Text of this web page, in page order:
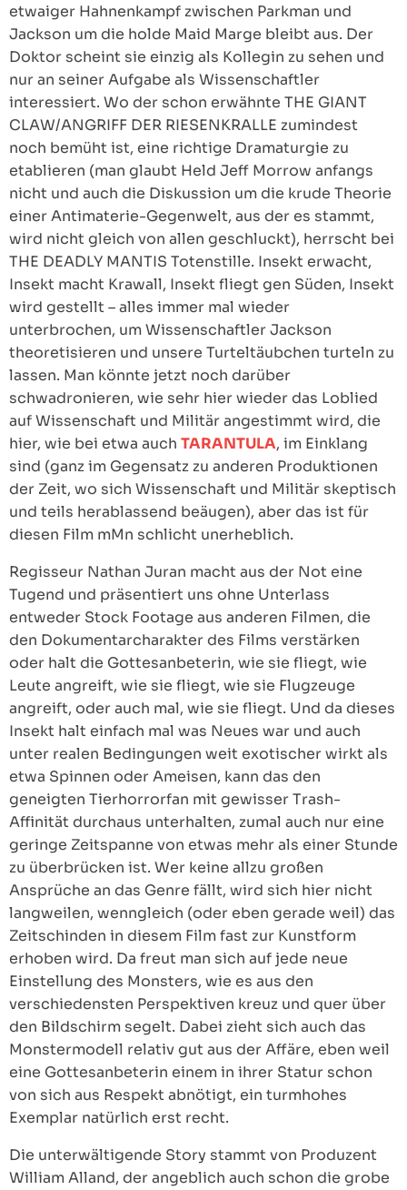
etwaiger Hahnenkampf zwischen Parkman und
Jackson um die holde Maid Marge bleibt aus. Der
Doktor scheint sie einzig als Kollegin zu sehen und
nur an seiner Aufgabe als Wissenschaftler
interessiert. Wo der schon erwähnte THE GIANT
CLAW/ANGRIFF DER RIESENKRALLE zumindest
noch bemüht ist, eine richtige Dramaturgie zu
etablieren (man glaubt Held Jeff Morrow anfangs
nicht und auch die Diskussion um die krude Theorie
einer Antimaterie-Gegenwelt, aus der es stammt,
wird nicht gleich von allen geschluckt), herrscht bei
THE DEADLY MANTIS Totenstille. Insekt erwacht,
Insekt macht Krawall, Insekt fliegt gen Süden, Insekt
wird gestellt – alles immer mal wieder
unterbrochen, um Wissenschaftler Jackson
theoretisieren und unsere Turteltäubchen turteln zu
lassen. Man könnte jetzt noch darüber
schwadronieren, wie sehr hier wieder das Loblied
auf Wissenschaft und Militär angestimmt wird, die
hier, wie bei etwa auch TARANTULA, im Einklang
sind (ganz im Gegensatz zu anderen Produktionen
der Zeit, wo sich Wissenschaft und Militär skeptisch
und teils herablassend beäugen), aber das ist für
diesen Film mMn schlicht unerheblich.
Regisseur Nathan Juran macht aus der Not eine
Tugend und präsentiert uns ohne Unterlass
entweder Stock Footage aus anderen Filmen, die
den Dokumentarcharakter des Films verstärken
oder halt die Gottesanbeterin, wie sie fliegt, wie
Leute angreift, wie sie fliegt, wie sie Flugzeuge
angreift, oder auch mal, wie sie fliegt. Und da dieses
Insekt halt einfach mal was Neues war und auch
unter realen Bedingungen weit exotischer wirkt als
etwa Spinnen oder Ameisen, kann das den
geneigten Tierhorrorfan mit gewisser Trash-
Affinität durchaus unterhalten, zumal auch nur eine
geringe Zeitspanne von etwas mehr als einer Stunde
zu überbrücken ist. Wer keine allzu großen
Ansprüche an das Genre fällt, wird sich hier nicht
langweilen, wenngleich (oder eben gerade weil) das
Zeitschinden in diesem Film fast zur Kunstform
erhoben wird. Da freut man sich auf jede neue
Einstellung des Monsters, wie es aus den
verschiedensten Perspektiven kreuz und quer über
den Bildschirm segelt. Dabei zieht sich auch das
Monstermodell relativ gut aus der Affäre, eben weil
eine Gottesanbeterin einem in ihrer Statur schon
von sich aus Respekt abnötigt, ein turmhohes
Exemplar natürlich erst recht.
Die unterwältigende Story stammt von Produzent
William Alland, der angeblich auch schon die grobe